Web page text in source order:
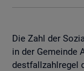
Die Zahl der
in der Ge­mein­de
dest­fall­zahl­re­gel